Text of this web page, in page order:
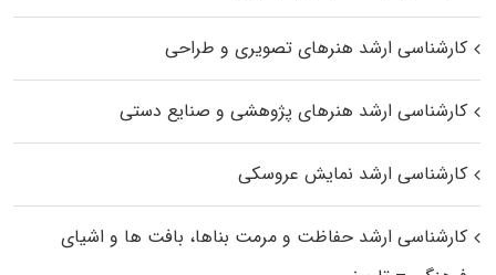
کارشناسی ارشد هنرهای تصویری و طراحی
کارشناسی ارشد هنرهای پژوهشی و صنایع دستی
کارشناسی ارشد نمایش عروسکی
کارشناسی ارشد حفاظت و مرمت بناها، بافت‌ ها و اشیای